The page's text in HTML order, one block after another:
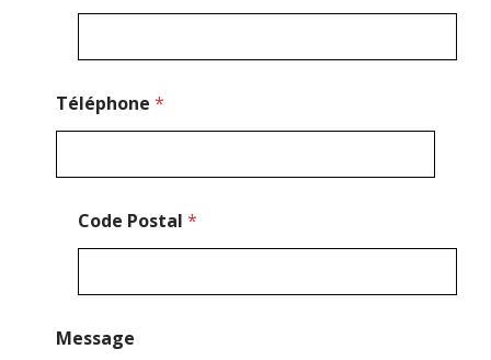
Téléphone *
Code Postal *
Message